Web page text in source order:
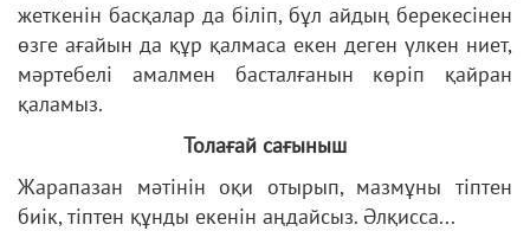
жеткенін басқалар да біліп, бұл айдың берекесінен
өзге ағайын да құр қалмаса екен деген үлкен ниет,
мәртебелі амалмен басталғанын көріп қайран
қаламыз.
Толағай сағыныш
Жарапазан мәтінін оқи отырып, мазмұны тіптен
биік, тіптен құнды екенін аңдайсыз. Әлқисса...